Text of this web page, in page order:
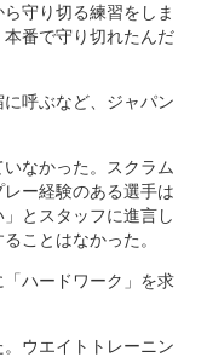
守り切る練習をしま
番で守り切れたんだ
呼ぶなど、ジャパン
なかった。スクラム
ー経験のある選手は
とスタッフに進言し
ことはなかった。
ハードワーク」を求
ウエイトトレーニン